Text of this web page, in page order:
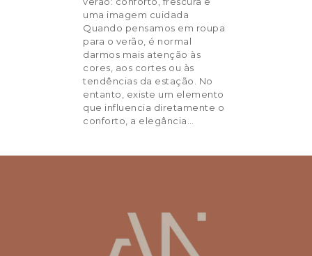
Home
Sobre mim
Serviços
Preços
Blog
Contactos
uma imagem cuidada
Quando pensamos em roupa
para o verão, é normal
darmos mais atenção às
cores, aos cortes ou às
tendências da estação. No
entanto, existe um elemento
que influencia diretamente o
conforto, a elegância…